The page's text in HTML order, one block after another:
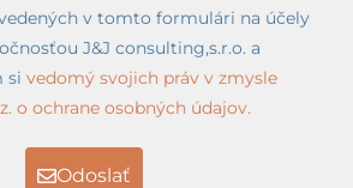
v tomto formulári na účely
J&J consulting,s.r.o. a
si vedomý svojich práv v zmysle
o ochrane osobných údajov.
Odoslať